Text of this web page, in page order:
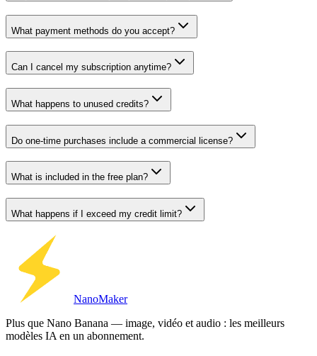
What payment methods do you accept?
Can I cancel my subscription anytime?
What happens to unused credits?
Do one-time purchases include a commercial license?
What is included in the free plan?
What happens if I exceed my credit limit?
NanoMaker
Plus que Nano Banana — image, vidéo et audio : les meilleurs
modèles IA en un abonnement.